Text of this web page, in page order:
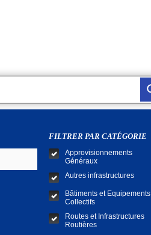
FILTRER PAR CATÉGORIE
Approvisionnements
Généraux
Autres infrastructures
Bâtiments et Equipements
Collectifs
Routes et Infrastructures
Routières